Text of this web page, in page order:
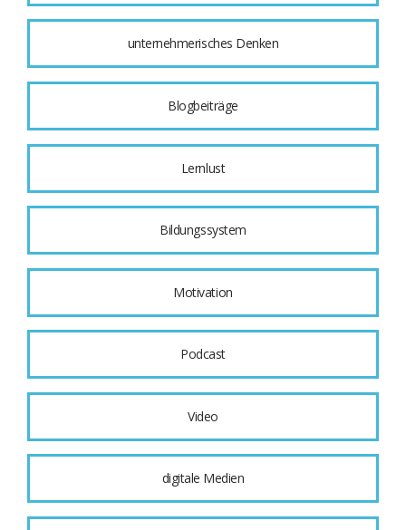
unternehmerisches Denken
Blogbeiträge
Lernlust
Bildungssystem
Motivation
Podcast
Video
digitale Medien